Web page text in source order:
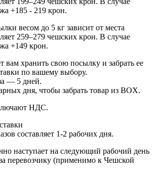
+185 - 219 крон.
весом до 5 кг зависит от места
259–279 чешских крон. В случае
+149 крон.
вам хранить свою посылку и забрать ее
по вашему выбору.
— 5 дней.
дня, чтобы забрать товар из BOX.
НДС.
составляет 1-2 рабочих дня.
наступает на следующий рабочий день
перевозчику (применимо к Чешской